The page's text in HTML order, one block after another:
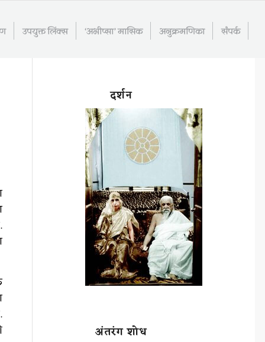
उपयुक्त लिंक्स ‘अभीप्सा’ मासिक अनुक्रमणिका संपर्क
दर्शन
अंतरंग शोध